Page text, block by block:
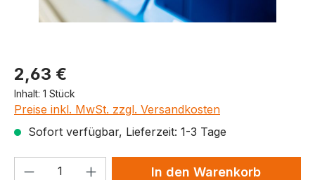
Produktpreis
2,63 €
Inhalt: 1 Stück
Preise inkl. MwSt. zzgl. Versandkosten
Sofort verfügbar, Lieferzeit: 1-3 Tage
Produkt Anzahl: Gib denIn den Warenkorb